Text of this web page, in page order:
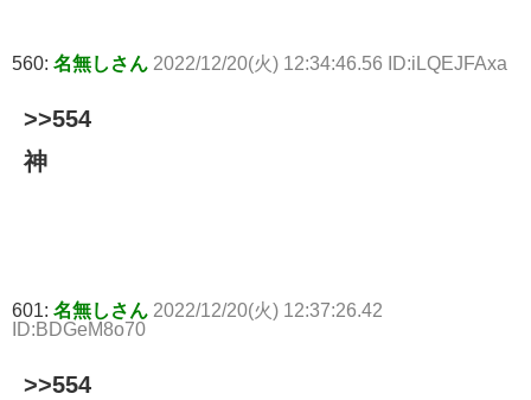
560: 名無しさん 2022/12/20(火) 12:34:46.56 ID:iLQEJFAxa
>>554
神
601: 名無しさん 2022/12/20(火) 12:37:26.42
ID:BDGeM8o70
>>554